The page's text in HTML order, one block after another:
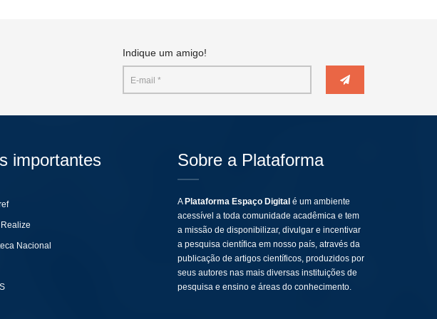
Indique um amigo!
importantes
Nacional
Sobre a Plataforma
A Plataforma Espaço Digital é um ambiente
acessível a toda comunidade acadêmica e tem
a missão de disponibilizar, divulgar e incentivar
a pesquisa científica em nosso país, através da
publicação de artigos científicos, produzidos por
seus autores nas mais diversas instituições de
pesquisa e ensino e áreas do conhecimento.